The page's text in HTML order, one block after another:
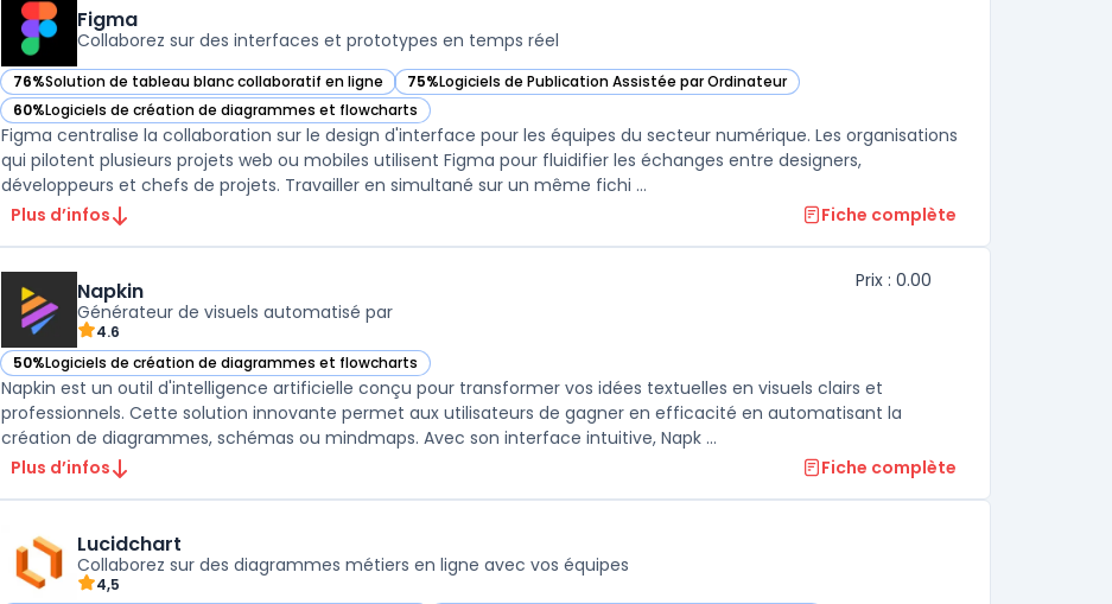
Figma
Collaborez sur des interfaces et prototypes en temps réel
76%Solution de tableau blanc collaboratif en ligne
— voir Figma dans cette catégorie 75%Logiciels de Publication Assistée par Ordinateur
— voir Figma dans cette catégorie
60%Logiciels de création de diagrammes et flowcharts
— voir Figma dans cette catégorie
Figma centralise la collaboration sur le design d'interface pour les équipes du secteur numérique. Les organisations
qui pilotent plusieurs projets web ou mobiles utilisent Figma pour fluidifier les échanges entre designers,
développeurs et chefs de projets. Travailler en simultané sur un même fichi ...
Plus d’infos
Fiche complète
Napkin
Générateur de visuels automatisé par
4.6
Prix : 0.00
50%Logiciels de création de diagrammes et flowcharts
— voir Napkin dans cette catégorie
Napkin est un outil d'intelligence artificielle conçu pour transformer vos idées textuelles en visuels clairs et
professionnels. Cette solution innovante permet aux utilisateurs de gagner en efficacité en automatisant la
création de diagrammes, schémas ou mindmaps. Avec son interface intuitive, Napk ...
Plus d’infos
Fiche complète
Lucidchart
Collaborez sur des diagrammes métiers en ligne avec vos équipes
4,5